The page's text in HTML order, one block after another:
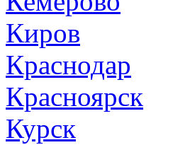
Киров
Краснодар
Красноярск
Курск